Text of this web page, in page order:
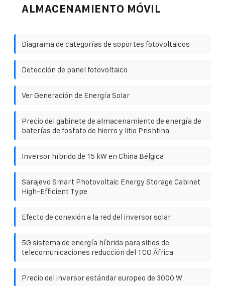
ALMACENAMIENTO MÓVIL
Diagrama de categorías de soportes fotovoltaicos
Detección de panel fotovoltaico
Ver Generación de Energía Solar
Precio del gabinete de almacenamiento de energía de
baterías de fosfato de hierro y litio Prishtina
Inversor híbrido de 15 kW en China Bélgica
Sarajevo Smart Photovoltaic Energy Storage Cabinet
High-Efficient Type
Efecto de conexión a la red del inversor solar
5G sistema de energía híbrida para sitios de
telecomunicaciones reducción del TCO África
Precio del inversor estándar europeo de 3000 W